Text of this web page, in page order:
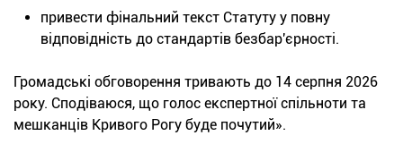
привести фінальний текст Статуту у повну
відповідність до стандартів безбар'єрності.
Громадські обговорення тривають до 14 серпня 2026
року. Сподіваюся, що голос експертної спільноти та
мешканців Кривого Рогу буде почутий».